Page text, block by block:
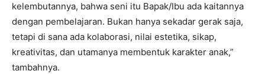
kelembutannya, bahwa seni itu Bapak/Ibu ada kaitannya
dengan pembelajaran. Bukan hanya sekadar gerak saja,
tetapi di sana ada kolaborasi, nilai estetika, sikap,
kreativitas, dan utamanya membentuk karakter anak,”
tambahnya.